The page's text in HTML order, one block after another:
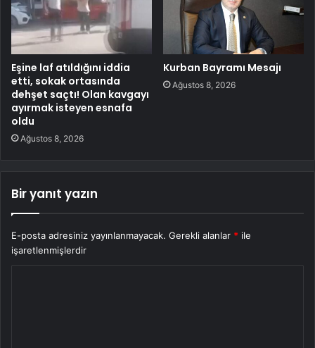
Eşine laf atıldığını iddia
etti, sokak ortasında
dehşet saçtı! Olan kavgayı
ayırmak isteyen esnafa
oldu
Ağustos 8, 2026
Kurban Bayramı Mesajı
Ağustos 8, 2026
Bir yanıt yazın
E-posta adresiniz yayınlanmayacak. Gerekli alanlar * ile
işaretlenmişlerdir